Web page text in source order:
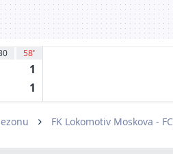
58'
1
1
FK Lokomotiv Moskova - FC